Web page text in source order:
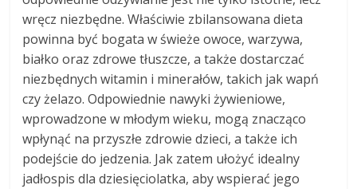
wręcz niezbędne. Właściwie zbilansowana dieta
powinna być bogata w świeże owoce, warzywa,
białko oraz zdrowe tłuszcze, a także dostarczać
niezbędnych witamin i minerałów, takich jak wapń
czy żelazo. Odpowiednie nawyki żywieniowe,
wprowadzone w młodym wieku, mogą znacząco
wpłynąć na przyszłe zdrowie dzieci, a także ich
podejście do jedzenia. Jak zatem ułożyć idealny
jadłospis dla dziesięciolatka, aby wspierać jego